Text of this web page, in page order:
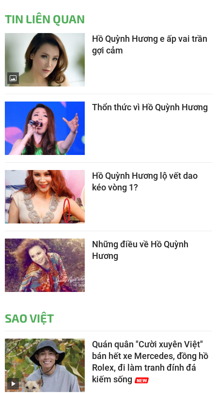
TIN LIÊN QUAN
Hồ Quỳnh Hương e ấp vai trần
gợi cảm
Thổn thức vì Hồ Quỳnh Hương
Hồ Quỳnh Hương lộ vết dao
kéo vòng 1?
Những điều về Hồ Quỳnh
Hương
SAO VIỆT
Quán quân "Cười xuyên Việt"
bán hết xe Mercedes, đồng hồ
Rolex, đi làm tranh đính đá
kiếm sống